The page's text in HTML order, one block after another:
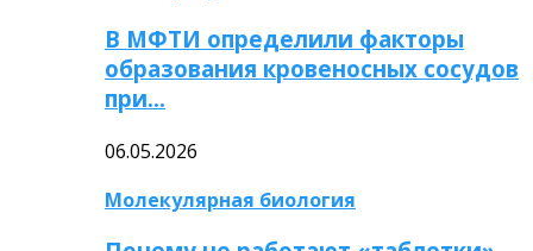
В МФТИ определили факторы
образования кровеносных сосудов
при…
06.05.2026
Молекулярная биология